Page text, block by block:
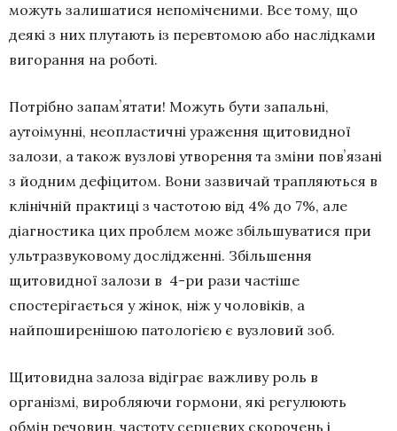
можуть залишатися непоміченими. Все тому, що
деякі з них плутають із перевтомою або наслідками
вигорання на роботі.
Потрібно запамʼятати! Можуть бути запальні,
аутоімунні, неопластичні ураження щитовидної
залози, а також вузлові утворення та зміни повʼязані
з йодним дефіцитом. Вони зазвичай трапляються в
клінічній практиці з частотою від 4% до 7%, але
діагностика цих проблем може збільшуватися при
ультразвуковому дослідженні. Збільшення
щитовидної залози в 4-ри рази частіше
спостерігається у жінок, ніж у чоловіків, а
найпоширенішою патологією є вузловий зоб.
Щитовидна залоза відіграє важливу роль в
організмі, виробляючи гормони, які регулюють
обмін речовин, частоту серцевих скорочень і